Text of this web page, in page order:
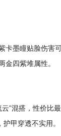
卡墨瞳贴脸伤害
四紫堆属性。
”混搭，性价比
甲穿透不实用。